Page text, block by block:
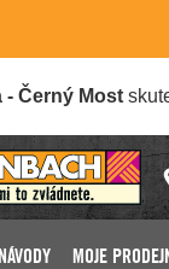
- Černý Most
NÁVODY MOJE